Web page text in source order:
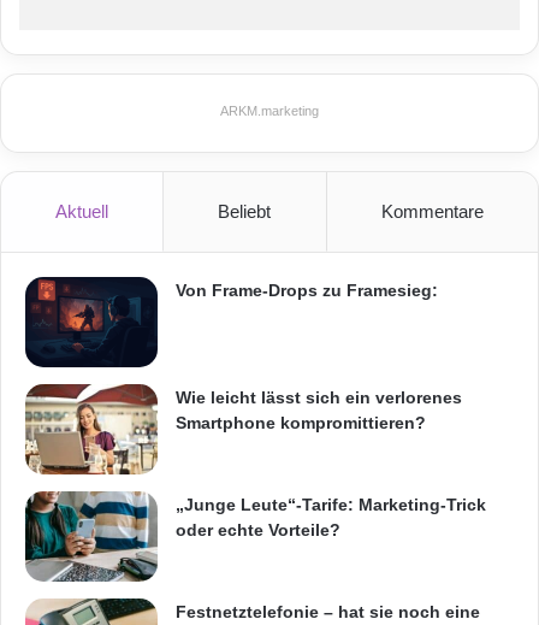
ARKM.marketing
Aktuell Beliebt Kommentare
Von Frame-Drops zu Framesieg:
Wie leicht lässt sich ein verlorenes
Smartphone kompromittieren?
„Junge Leute“-Tarife: Marketing-Trick
oder echte Vorteile?
Festnetztelefonie – hat sie noch eine